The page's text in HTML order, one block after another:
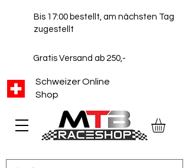
Schweizer Online
Shop
Bis 17:00 bestellt, am nächsten Tag
zugestellt
Gratis Versand ab 250,-